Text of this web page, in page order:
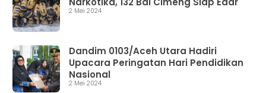
2 Mei 2024
Dandim 0103/Aceh Utara Hadiri
Upacara Peringatan Hari Pendidikan
Nasional
2 Mei 2024